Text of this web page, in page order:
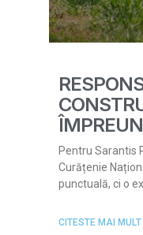
Pentru Sarantis
Curățenie
punctuală, ci o
CITESTE MAI MULT